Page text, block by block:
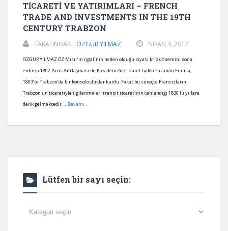
TİCARETİ VE YATIRIMLARI – FRENCH
TRADE AND INVESTMENTS IN THE 19TH
CENTURY TRABZON
TARAFINDAN : ÖZGÜR YILMAZ NISAN 4, 2017
ÖZGÜR YILMAZ ÖZ Mısır’ın işgalinin neden olduğu siyasi kriz dönemini sona
erdiren 1802 Paris Antlaşması ile Karadeniz’de ticaret hakkı kazanan Fransa,
1803’te Trabzon’da bir konsolosluklar kurdu. Fakat bu süreçte Fransızların
Trabzon’un ticaretiyle ilgilenmeleri transit ticaretinin canlandığı 1830’lu yıllara
denk gelmektedir. ... Devamı...
Lütfen bir sayı seçin:
Lütfen